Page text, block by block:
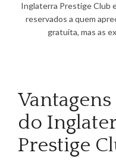
Inglaterra Prestige Club
reservados a quem
gratuita, mas as
Vantagens
do
Prestige